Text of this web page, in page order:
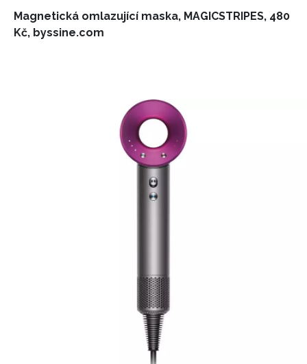
Magnetická omlazující maska, MAGICSTRIPES, 480
Kč, byssine.com